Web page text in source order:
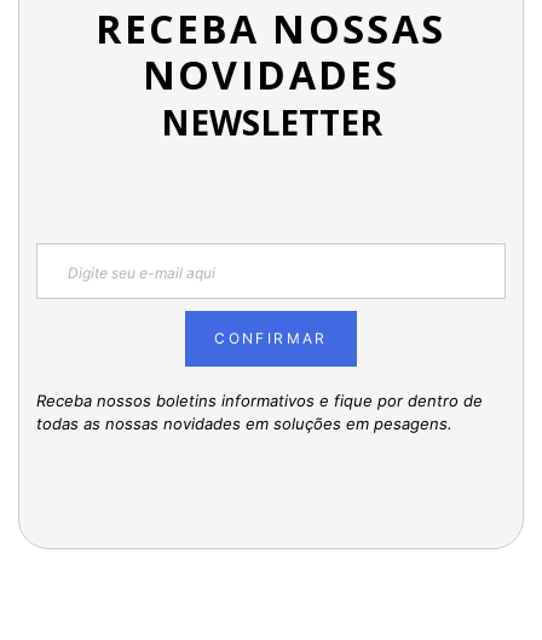
RECEBA NOSSAS
NOVIDADES
NEWSLETTER
CONFIRMAR
Receba nossos boletins informativos e fique por dentro de
todas as nossas novidades em soluções em pesagens.